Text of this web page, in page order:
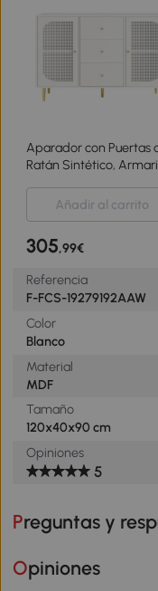
Aparador con Puertas
Ratán Sintético,
Cajones, para Cocina y
Sala de Estar,
Añadir al carrito
305,99€
Referencia
F-FCS-19279192AAW
Color
Blanco
Material
MDF
Tamaño
120x40x90 cm
Opiniones
5
Preguntas y
Opiniones